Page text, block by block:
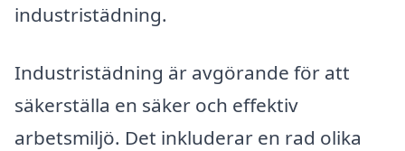
industristädning.
Industristädning är avgörande för att
säkerställa en säker och effektiv
arbetsmiljö. Det inkluderar en rad olika